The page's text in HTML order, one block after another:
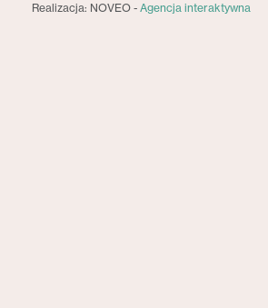
Realizacja: NOVEO - Agencja interaktywna